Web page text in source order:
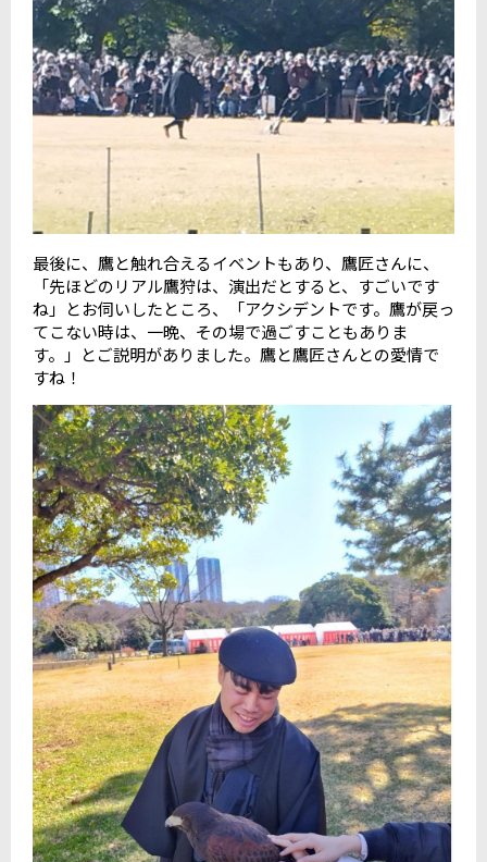
最後に、鷹と触れ合えるイベントもあり、鷹匠さんに、
「先ほどのリアル鷹狩は、演出だとすると、すごいです
ね」とお伺いしたところ、「アクシデントです。鷹が戻っ
てこない時は、一晩、その場で過ごすこともありま
す。」とご説明がありました。鷹と鷹匠さんとの愛情で
すね！